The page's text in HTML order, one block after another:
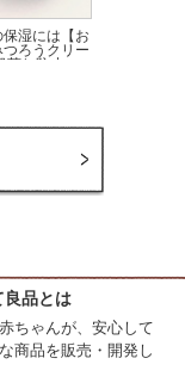
湿には【お
つろうクリー
荒れ防止に...
良品とは
ちゃんが、安心して
商品を販売・開発し